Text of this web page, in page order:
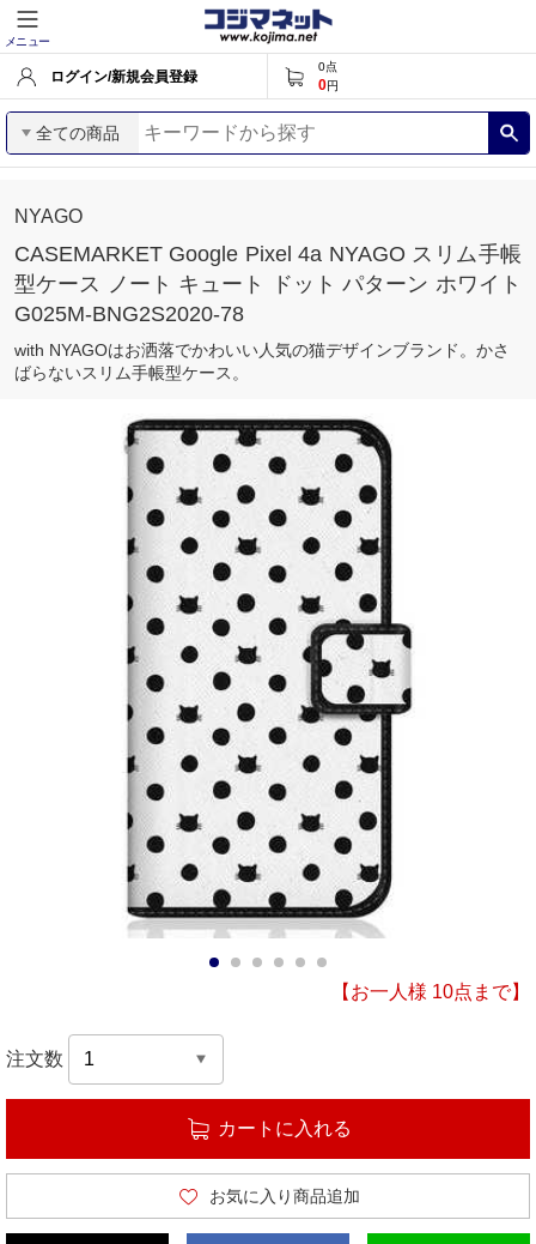
メニュー
ログイン/新規会員登録
0点
0円
全ての商品
NYAGO
CASEMARKET Google Pixel 4a NYAGO スリム手帳
型ケース ノート キュート ドット パターン ホワイト
G025M-BNG2S2020-78
with NYAGOはお洒落でかわいい人気の猫デザインブランド。かさ
ばらないスリム手帳型ケース。
【お一人様 10点まで】
注文数
カートに入れる
お気に入り商品追加